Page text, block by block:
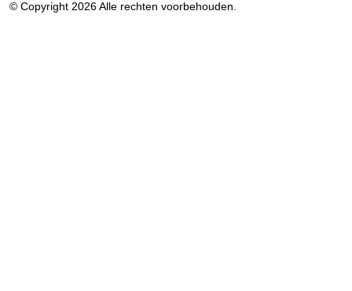
© Copyright 2026 Alle rechten voorbehouden.